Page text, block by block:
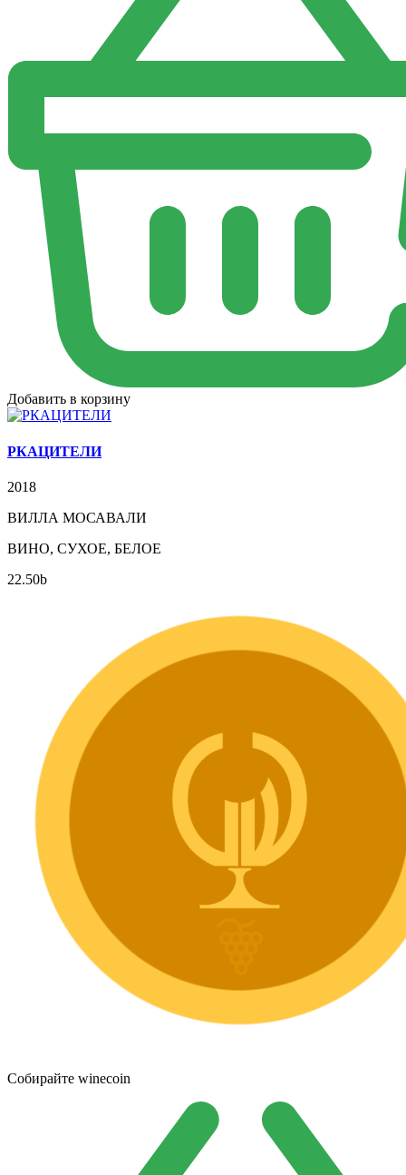
Добавить в корзину
РКАЦИТЕЛИ
2018
ВИЛЛА МОСАВАЛИ
ВИНО, СУХОЕ, БЕЛОЕ
22.50b
Собирайте winecoin